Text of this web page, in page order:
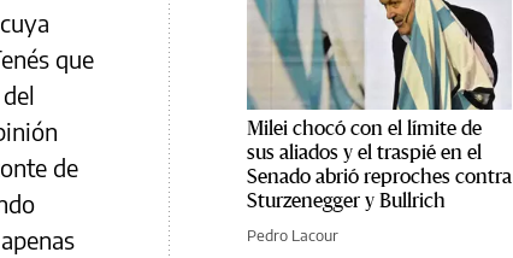
que
de
Milei chocó con el límite de
sus aliados y el traspié en el
Senado abrió reproches contra
Sturzenegger y Bullrich
Pedro Lacour